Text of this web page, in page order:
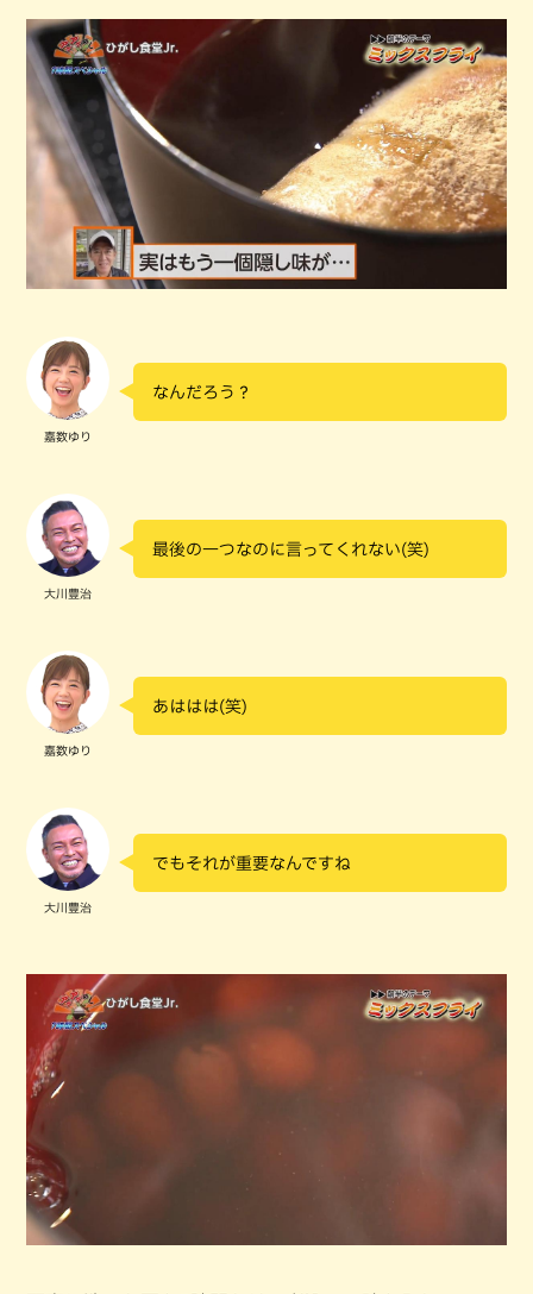
嘉数ゆり
なんだろう？
大川豊治
最後の一つなのに言ってくれない(笑)
嘉数ゆり
あははは(笑)
大川豊治
でもそれが重要なんですね